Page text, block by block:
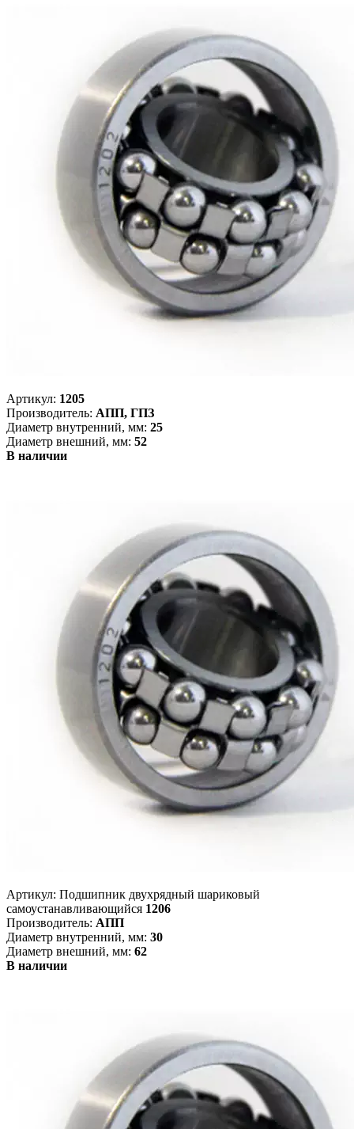
Артикул: 1205
Производитель: АПП, ГПЗ
Диаметр внутренний, мм: 25
Диаметр внешний, мм: 52
В наличии
Артикул: Подшипник двухрядный шариковый
самоустанавливающийся 1206
Производитель: АПП
Диаметр внутренний, мм: 30
Диаметр внешний, мм: 62
В наличии